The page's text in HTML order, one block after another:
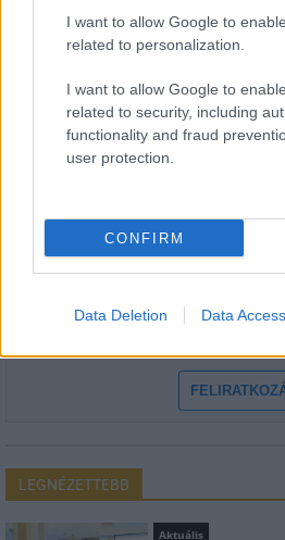
I want to allow Google to
related to personalization.
I want to allow Google to
related to security, including
functionality and fraud
user protection.
CONFIRM
Data Deletion Data Access
HÍRLEVÉL
E-mail cím
Feliratkozom a hírlevélre és
LEGNÉZETTEBB
Aktuális